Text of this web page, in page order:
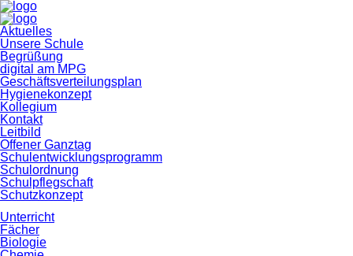
Navigation
überspringen
Aktuelles
Unsere Schule
Begrüßung
digital am MPG
Geschäftsverteilungsplan
Hygienekonzept
Kollegium
Kontakt
Leitbild
Offener Ganztag
Schulentwicklungsprogramm
Schulordnung
Schulpflegschaft
Schutzkonzept
Unterricht
Fächer
Biologie